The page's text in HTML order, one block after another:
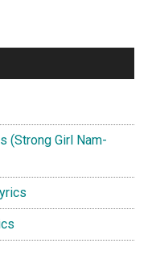
(Strong Girl Nam-